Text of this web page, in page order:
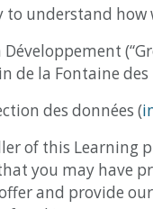
to understand
de la Fontaine
des données (
of this
you may have
and provide